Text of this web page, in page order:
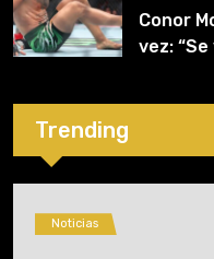
Conor
vez:
Trending
Noticias